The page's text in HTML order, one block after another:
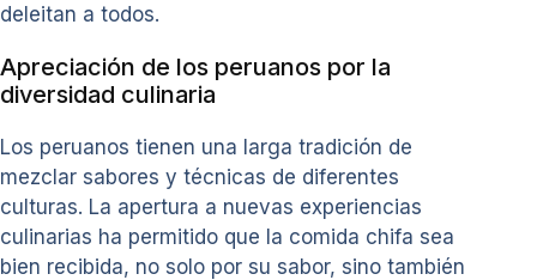
deleitan a todos.
Apreciación de los peruanos por la
diversidad culinaria
Los peruanos tienen una larga tradición de
mezclar sabores y técnicas de diferentes
culturas. La apertura a nuevas experiencias
culinarias ha permitido que la comida chifa sea
bien recibida, no solo por su sabor, sino también